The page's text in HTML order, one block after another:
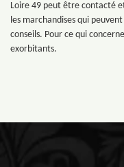
Loire 49 peut être contacté
les marchandises qui
conseils. Pour ce qui
exorbitants.